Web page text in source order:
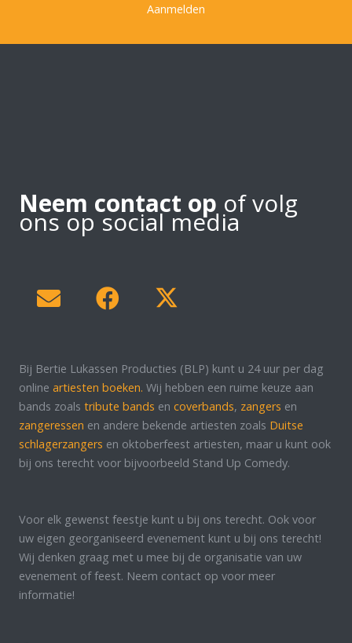
Aanmelden
Neem contact op of volg
ons op social media
Bij Bertie Lukassen Producties (BLP) kunt u 24 uur per dag
online artiesten boeken. Wij hebben een ruime keuze aan
bands zoals tribute bands en coverbands, zangers en
zangeressen en andere bekende artiesten zoals Duitse
schlagerzangers en oktoberfeest artiesten, maar u kunt ook
bij ons terecht voor bijvoorbeeld Stand Up Comedy.
Voor elk gewenst feestje kunt u bij ons terecht. Ook voor
uw eigen georganiseerd evenement kunt u bij ons terecht!
Wij denken graag met u mee bij de organisatie van uw
evenement of feest. Neem contact op voor meer
informatie!